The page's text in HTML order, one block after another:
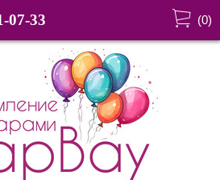
07-33 (0)